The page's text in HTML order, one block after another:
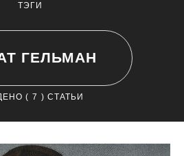
ТЭГИ
ГЕЛЬМАН
( 7 ) СТАТЬИ